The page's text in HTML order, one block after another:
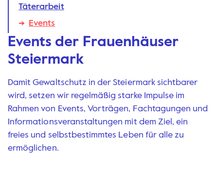
Täterarbeit
Events
Events der Frauenhäuser
Steiermark
Damit Gewaltschutz in der Steiermark sichtbarer
wird, setzen wir regelmäßig starke Impulse im
Rahmen von Events, Vorträgen, Fachtagungen und
Informations­veranstaltungen mit dem Ziel, ein
freies und selbstbestimmtes Leben für alle zu
ermöglichen.